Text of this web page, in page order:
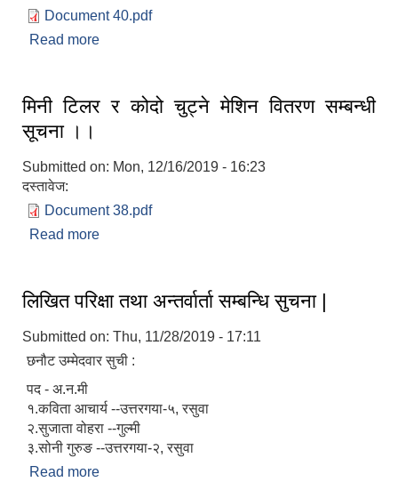
Document 40.pdf
Read more
मिनी टिलर र कोदो चुट्ने मेशिन वितरण सम्बन्धी
सूचना ।।
Submitted on: Mon, 12/16/2019 - 16:23
दस्तावेज:
Document 38.pdf
Read more
लिखित परिक्षा तथा अन्तर्वार्ता सम्बन्धि सुचना |
Submitted on: Thu, 11/28/2019 - 17:11
छनौट उम्मेदवार सुची :
पद - अ.न.मी
१.कविता आचार्य --उत्तरगया-५, रसुवा
२.सुजाता वोहरा --गुल्मी
३.सोनी गुरुङ --उत्तरगया-२, रसुवा
Read more